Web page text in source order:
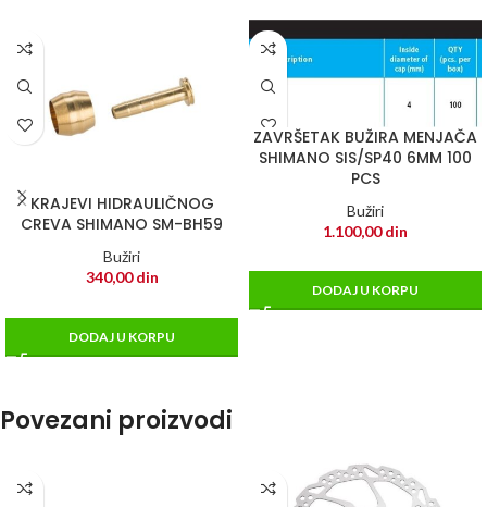
KRAJEVI HIDRAULIČNOG
CREVA SHIMANO SM-BH59
Bužiri
340,00din
DODAJ U KORPU
ZAVRŠETAK BUŽIRA MENJAČA
SHIMANO SIS/SP40 6MM 100
PCS
Bužiri
1.100,00din
DODAJ U KORPU
Povezani proizvodi